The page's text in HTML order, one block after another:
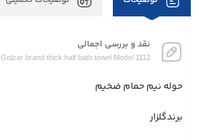
نقد و بررسی اجمالی
Golzar brand thick half bath towel Model 1112
حوله نيم حمام ضخيم
برندگلزار